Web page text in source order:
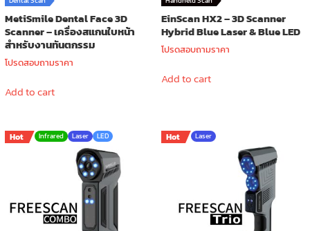
MetiSmile Dental Face 3D
Scanner – เครื่องสแกนใบหน้า
สำหรับงานทันตกรรม
โปรดสอบถามราคา
Add to cart
EinScan HX2 – 3D Scanner
Hybrid Blue Laser & Blue LED
โปรดสอบถามราคา
Add to cart
Hot Infrared Laser LED Hot Laser